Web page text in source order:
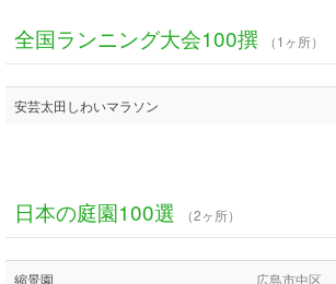
全国ランニング大会100撰 （1ヶ所）
安芸太田しわいマラソン
日本の庭園100選 （2ヶ所）
縮景園 広島市中区